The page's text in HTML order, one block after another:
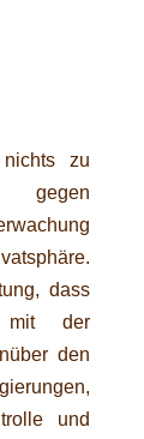
zu
gegen
dass
mit der
den
und